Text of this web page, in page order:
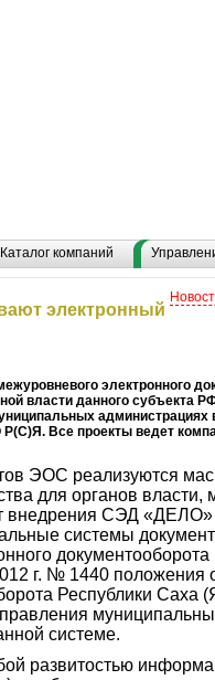
Каталог компаний
электронный
электронного
власти данного субъекта
Все проекты ведет
ЭОС реализуются
для органов власти,
внедрения СЭД «ДЕЛО»
системы
г. № 1440 положения
Республики Саха
системе.
развитостью